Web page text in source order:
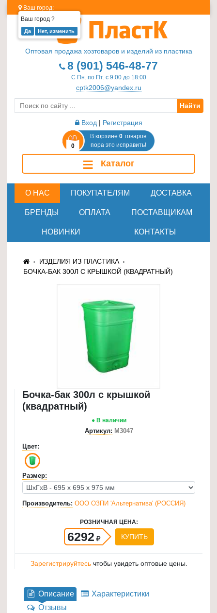
Ваш город:
Ваш город ?
Оптовая продажа хозтоваров и изделий из пластика
8 (901) 546-48-77
С Пн. по Пт. с 9:00 до 18:00
cptk2006@yandex.ru
Найти
Вход | Регистрация
0
В корзине 0 товаров
пора это исправить!
≡ Каталог
О НАС ПОКУПАТЕЛЯМ ДОСТАВКА
БРЕНДЫ ОПЛАТА ПОСТАВЩИКАМ
НОВИНКИ КОНТАКТЫ
ИЗДЕЛИЯ ИЗ ПЛАСТИКА
БОЧКА-БАК 300Л С КРЫШКОЙ (КВАДРАТНЫЙ)
Бочка-бак 300л с крышкой
(квадратный)
● В наличии
Артикул: М3047
Цвет:
Размер:
Производитель: ООО ОЗПИ 'Альтернатива' (РОССИЯ)
РОЗНИЧНАЯ ЦЕНА:
6292 КУПИТЬ
Зарегистрируйтесьчтобы увидеть оптовые цены.
Описание
Характеристики
Отзывы
Изделия
Стеклотара
Пластиковая
+
Хозтовары
для
отдых
Посуда
для
кухни
≡
+
Товары
дачи